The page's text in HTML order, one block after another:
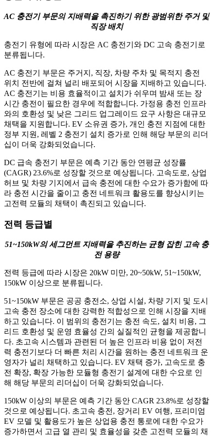
AC 충전기 부문의 지배력을 촉진하기 위한 광범위한 주거 및
직장 배치
충전기 유형에 따라 시장은 AC 충전기와 DC 고속 충전기로
분류됩니다.
AC 충전기 부문은 주거지, 직장, 차량 주차 및 목적지 충전
위치 전반에 걸쳐 널리 배포되어 시장을 지배하고 있습니다.
AC 충전기는 비용 효율적이고 설치가 쉬우며 밤새 또는 장
시간 충전이 필요한 경우에 적합합니다. 가정용 충전 인프라
와의 호환성 및 낮은 그리드 업그레이드 요구 사항은 대규모
채택을 지원합니다. EV 소유권 증가, 개인 충전 지점에 대한
정부 지원, 레벨 2 충전기 설치 증가로 인해 해당 부문의 리더
십이 더욱 강화되었습니다.
DC 급속 충전기 부문은 예측 기간 동안 연평균 성장률
(CAGR) 23.6%로 성장할 것으로 예상됩니다. 고속도로, 상업
허브 및 차량 기지에서 급속 충전에 대한 수요가 증가함에 따
라 충전 시간을 줄이고 충전 네트워크 활용도를 향상시키는
고전력 모듈의 채택이 촉진되고 있습니다.
전력 등급별
51~150kW의 세그먼트 지배력을 추진하는 균형 잡힌 고속 충
전 용량
전력 등급에 따라 시장은 20kW 미만, 20~50kW, 51~150kW,
150kW 이상으로 분류됩니다.
51~150kW 부문은 공공 충전소, 상업 시설, 차량 기지 및 도시
고속 충전 장소에 ​​대한 강력한 적합성으로 인해 시장을 지배
하고 있습니다. 이 범위의 충전기는 충전 속도, 설치 비용, 그
리드 호환성 및 운영 효율성 간의 실질적인 균형을 제공합니
다. 초고속 시스템과 관련된 더 높은 인프라 비용 없이 저전
력 충전기보다 더 빠른 처리 시간을 원하는 충전 네트워크 운
영자가 널리 채택하고 있습니다. EV 채택 증가, 고속도로 충
전 확장, 확장 가능한 모듈형 충전기 설계에 대한 수요로 인
해 해당 부문의 리더십이 더욱 강화되었습니다.
150kW 이상의 부문은 예측 기간 동안 CAGR 23.8%로 성장할
것으로 예상됩니다. 초고속 충전, 장거리 EV 여행, 프리미엄
EV 모델 및 활용도가 높은 상업용 충전 통로에 대한 수요가
증가하면서 고급 열 관리 및 효율성을 갖춘 고전력 모듈의 채